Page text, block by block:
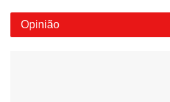
Opinião